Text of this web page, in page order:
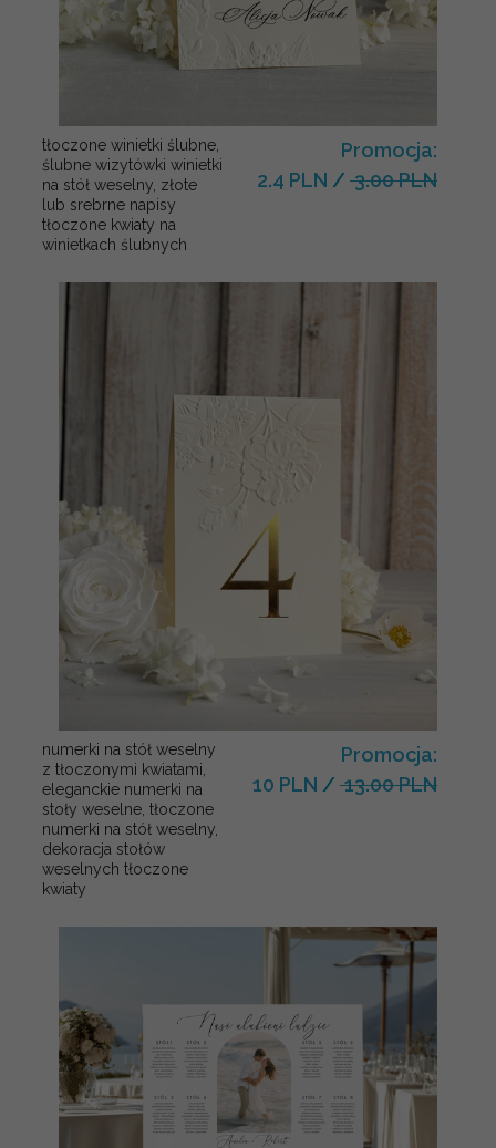
tłoczone winietki ślubne,
ślubne wizytówki winietki
na stół weselny, złote
lub srebrne napisy
tłoczone kwiaty na
winietkach ślubnych
Promocja:
2.4 PLN / 3.00 PLN
numerki na stół weselny
z tłoczonymi kwiatami,
eleganckie numerki na
stoły weselne, tłoczone
numerki na stół weselny,
dekoracja stołów
weselnych tłoczone
kwiaty
Promocja:
10 PLN / 13.00 PLN